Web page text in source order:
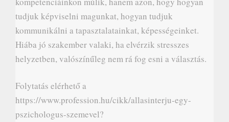
tudjuk képviselni magunkat, hogyan tudjuk
kommunikálni a tapasztalatainkat, képességeinket.
Hiába jó szakember valaki, ha elvérzik stresszes
helyzetben, valószínűleg nem rá fog esni a választás.
Folytatás elérhető a
https://www.profession.hu/cikk/allasinterju-egy-
pszichologus-szemevel?